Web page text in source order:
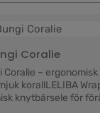
Coralie
Coralie –
korallLELIBA
knytbärsele för